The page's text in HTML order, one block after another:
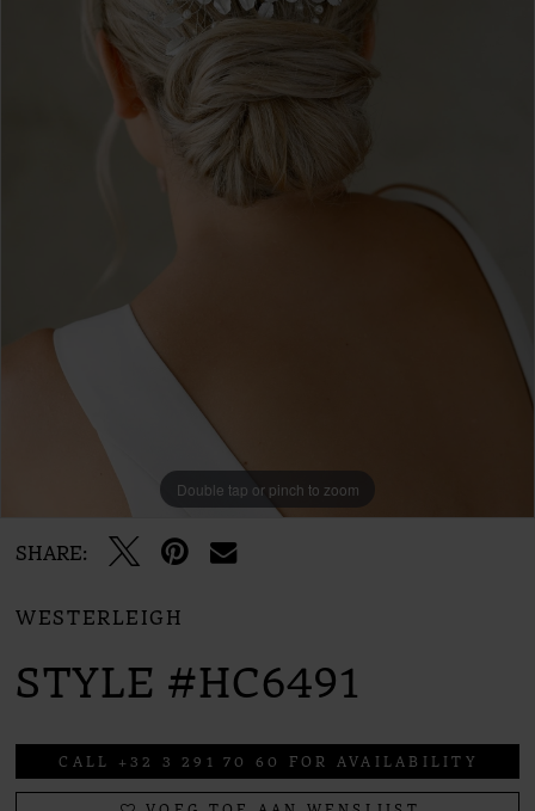
Double tap or pinch to zoom
SHARE:
WESTERLEIGH
STYLE #HC6491
CALL +32 3 291 70 60 FOR AVAILABILITY